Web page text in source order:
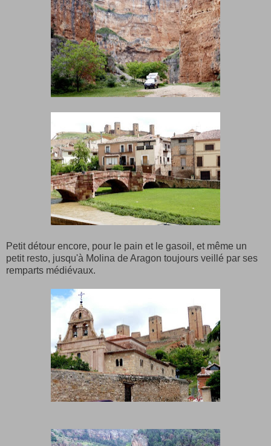
Petit détour encore, pour le pain et le gasoil, et même un
petit resto, jusqu'à Molina de Aragon toujours veillé par ses
remparts médiévaux.